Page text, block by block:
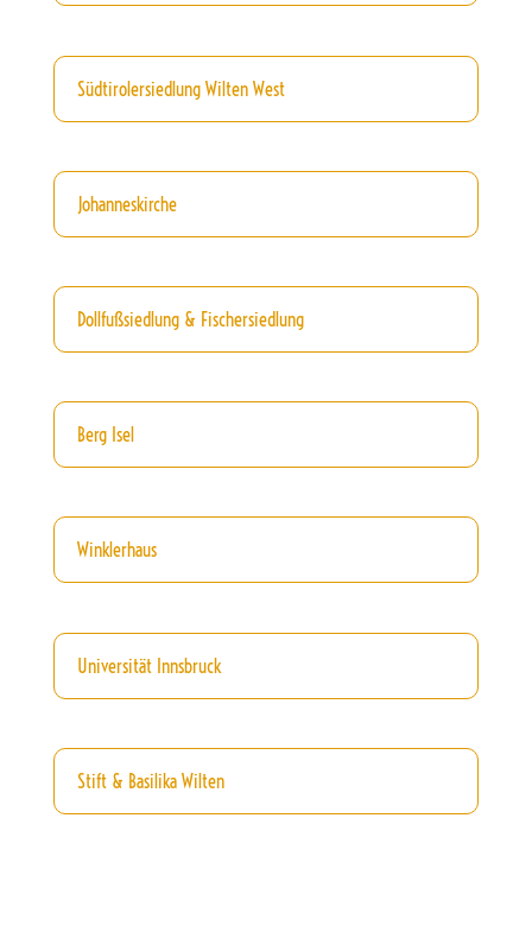
Südtirolersiedlung Wilten West
Johanneskirche
Dollfußsiedlung & Fischersiedlung
Berg Isel
Winklerhaus
Universität Innsbruck
Stift & Basilika Wilten